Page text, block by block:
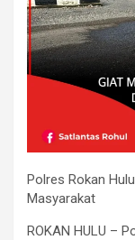
Polres Rokan
Masyarakat
ROKAN HULU –